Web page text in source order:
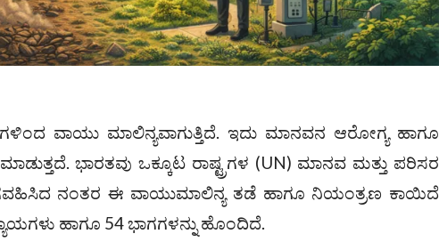
ವಾಯು ಮಾಲಿನ್ಯವಾಗುತ್ತಿದೆ. ಇದು ಮಾನವನ ಆರೋಗ್ಯ ಹಾಗೂ
ಭಾರತವು ಒಕ್ಕೂಟ ರಾಷ್ಟ್ರಗಳ (UN) ಮಾನವ ಮತ್ತು ಪರಿಸರ
ನಂತರ ಈ ವಾಯುಮಾಲಿನ್ಯ ತಡೆ ಹಾಗೂ ನಿಯಂತ್ರಣ ಕಾಯಿದೆ
ಹಾಗೂ 54 ಭಾಗಗಳನ್ನು ಹೊಂದಿದೆ.